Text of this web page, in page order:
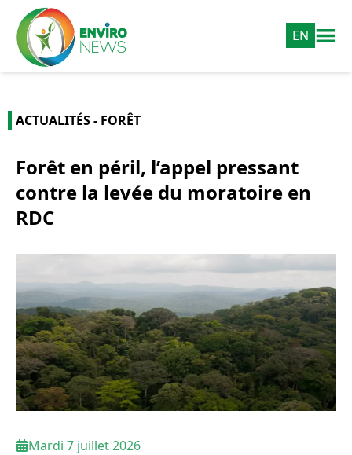
EN
ACTUALITÉS - FORÊT
Forêt en péril, l’appel pressant
contre la levée du moratoire en
RDC
Mardi 7 juillet 2026